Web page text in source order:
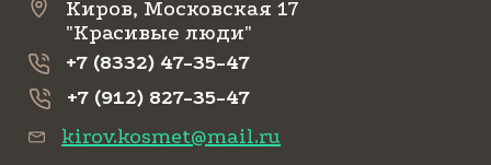
Киров, Московская 17
"Красивые люди"
+7 (8332) 47-35-47
+7 (912) 827-35-47
kirov.kosmet@mail.ru